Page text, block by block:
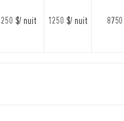
$/ nuit 1250 $/ nuit